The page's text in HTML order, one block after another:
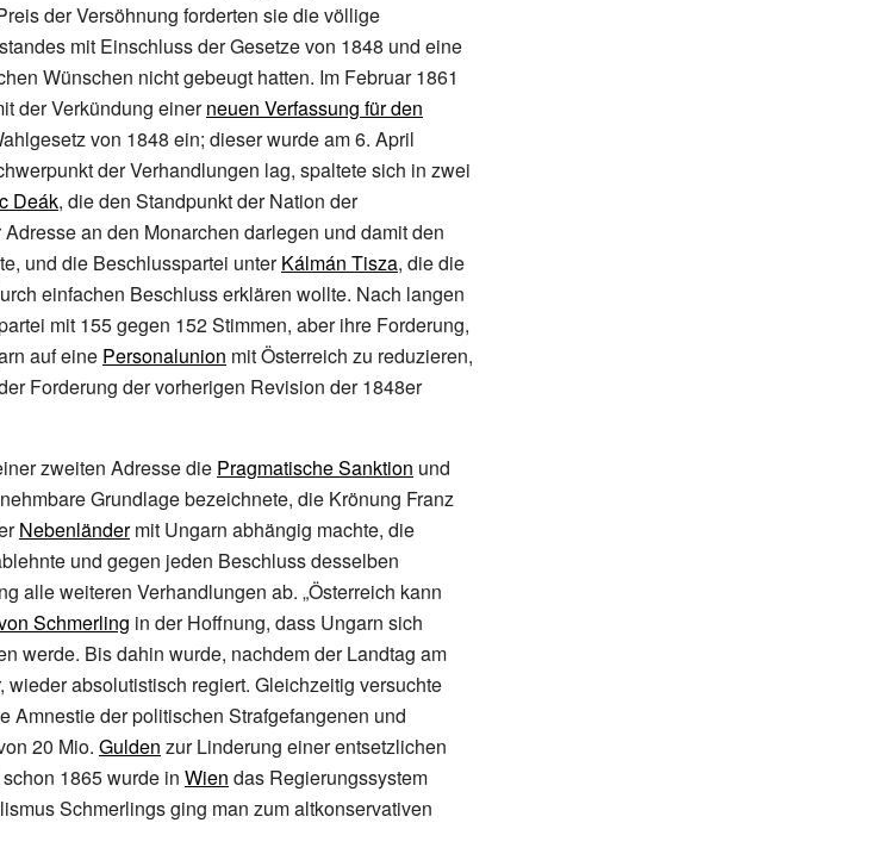
der Versöhnung forderten sie die völlige
mit Einschluss der Gesetze von 1848 und eine
Wünschen nicht gebeugt hatten. Im Februar 1861
der Verkündung einerneuen Verfassung für den
von 1848 ein; dieser wurde am 6. April
der Verhandlungen lag, spaltete sich in zwei
Deák, die den Standpunkt der Nation der
an den Monarchen darlegen und damit den
und die Beschlusspartei unterKálmán Tisza, die die
einfachen Beschluss erklären wollte. Nach langen
mit 155 gegen 152 Stimmen, aber ihre Forderung,
auf eine Personalunion mit Österreich zu reduzieren,
Forderung der vorherigen Revision der 1848er
zweiten Adresse die Pragmatische Sanktion und
Grundlage bezeichnete, die Krönung Franz
Nebenländermit Ungarn abhängig machte, die
und gegen jeden Beschluss desselben
alle weiteren Verhandlungen ab. „Österreich kann
Schmerling in der Hoffnung, dass Ungarn sich
werde. Bis dahin wurde, nachdem der Landtag am
absolutistisch regiert. Gleichzeitig versuchte
Amnestie der politischen Strafgefangenen und
20 Mio. Gulden zur Linderung einer entsetzlichen
1865 wurde in Wien das Regierungssystem
Schmerlings ging man zum altkonservativen